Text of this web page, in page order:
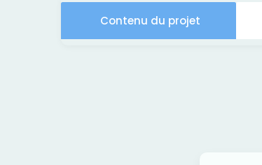
Contenu du projet